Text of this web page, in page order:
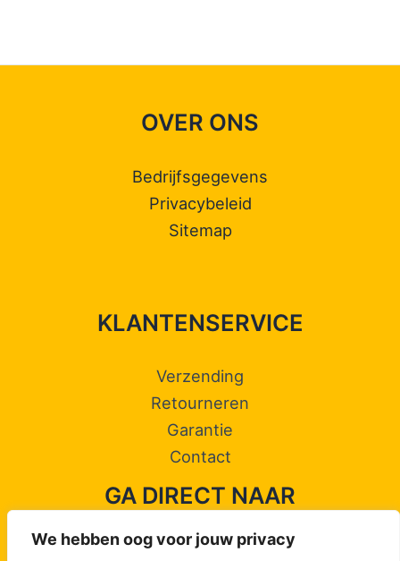
We hebben oog voor jouw privacy
OVER ONS
Bedrijfsgegevens
Privacybeleid
Sitemap
KLANTENSERVICE
Verzending
Retourneren
Garantie
Contact
GA DIRECT NAAR
Jacobsschelp Camino de Santiago